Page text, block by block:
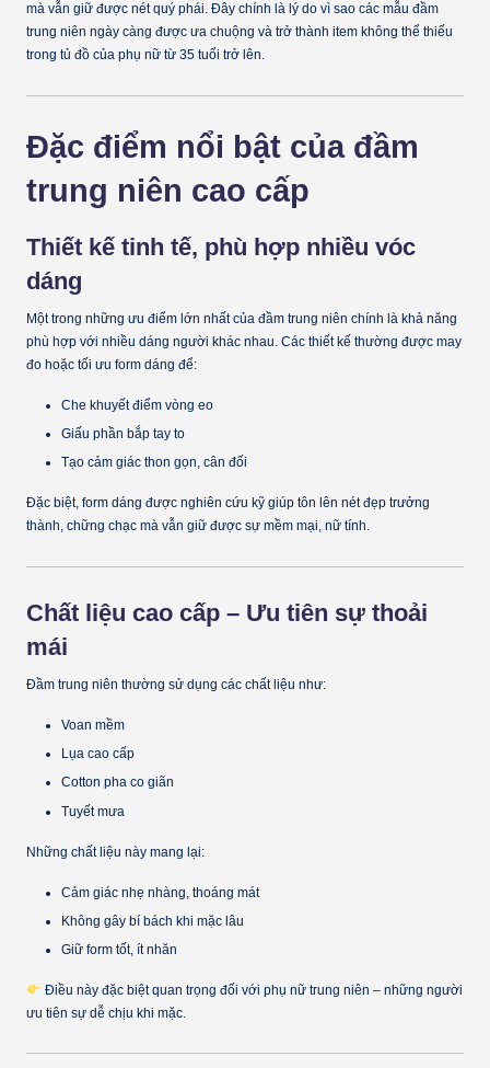
mà vẫn giữ được nét quý phái. Đây chính là lý do vì sao các mẫu đầm
trung niên ngày càng được ưa chuộng và trở thành item không thể thiếu
trong tủ đồ của phụ nữ từ 35 tuổi trở lên.
Đặc điểm nổi bật của đầm
trung niên cao cấp
Thiết kế tinh tế, phù hợp nhiều vóc
dáng
Một trong những ưu điểm lớn nhất của đầm trung niên chính là khả năng
phù hợp với nhiều dáng người khác nhau. Các thiết kế thường được may
đo hoặc tối ưu form dáng để:
Che khuyết điểm vòng eo
Giấu phần bắp tay to
Tạo cảm giác thon gọn, cân đối
Đặc biệt, form dáng được nghiên cứu kỹ giúp tôn lên nét đẹp trưởng
thành, chững chạc mà vẫn giữ được sự mềm mại, nữ tính.
Chất liệu cao cấp – Ưu tiên sự thoải
mái
Đầm trung niên thường sử dụng các chất liệu như:
Voan mềm
Lụa cao cấp
Cotton pha co giãn
Tuyết mưa
Những chất liệu này mang lại:
Cảm giác nhẹ nhàng, thoáng mát
Không gây bí bách khi mặc lâu
Giữ form tốt, ít nhăn
Điều này đặc biệt quan trọng đối với phụ nữ trung niên – những người
ưu tiên sự dễ chịu khi mặc.